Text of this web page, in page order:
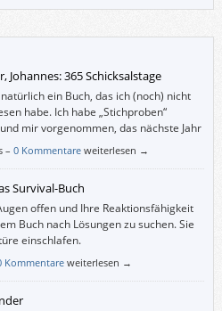
wurde, was für ihn und seine Familie
immer noch bedeutet.
Johannes: 365 Schicksalstage
ein Buch, das ich (noch) nicht
habe. Ich habe „Stichproben“
mir vorgenommen, das nächste Jahr
Wie geplant, werd‘ ich‘s wohl
– 0 Kommentare weiterlesen →
Survival-Buch
offen und Ihre Reaktionsfähigkeit
Buch nach Lösungen zu suchen. Sie
einschlafen.
Kommentare weiterlesen →